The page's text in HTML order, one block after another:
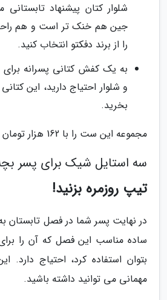
شلوار کتان پیشنهاد
جین هم خنک تر است و هم
را از برند دفکتو انتخاب کنید.
به یک کفش کتانی پسرانه
و شلوار احتیاج دارید، این
بخرید.
مجموعه این ست را با 162 هزار تومان می توانید بخرید.
سه استایل شیک برای پسر
تیپ روزمره بزنید!
در نهایت پسر شما در فصل تابستان
ساده مناسب این فصل که آن را
بتوان استفاده کرد، احتیاج دارد.
مهمانی می توانید داشته باشید.